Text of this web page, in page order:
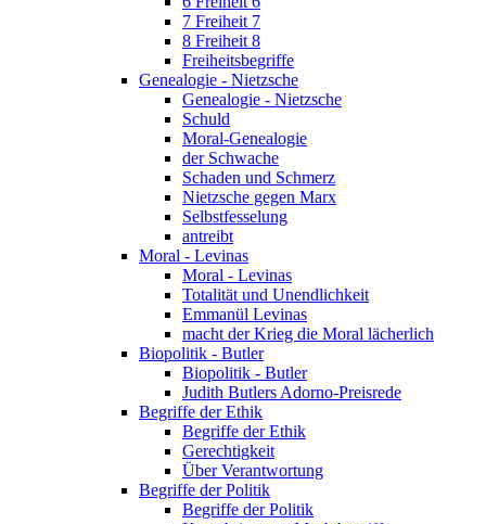
7 Freiheit 7
8 Freiheit 8
Freiheitsbegriffe
Genealogie - Nietzsche
Genealogie - Nietzsche
Schuld
Moral-Genealogie
der Schwache
Schaden und Schmerz
Nietzsche gegen Marx
Selbstfesselung
antreibt
Moral - Levinas
Moral - Levinas
Totalität und Unendlichkeit
Emmanül Levinas
macht der Krieg die Moral lächerlich
Biopolitik - Butler
Biopolitik - Butler
Judith Butlers Adorno-Preisrede
Begriffe der Ethik
Begriffe der Ethik
Gerechtigkeit
Über Verantwortung
Begriffe der Politik
Begriffe der Politik